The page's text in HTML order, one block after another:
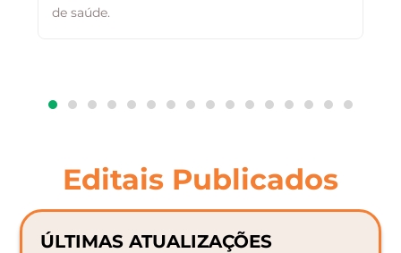
de saúde.
Editais Publicados
ÚLTIMAS ATUALIZAÇÕES